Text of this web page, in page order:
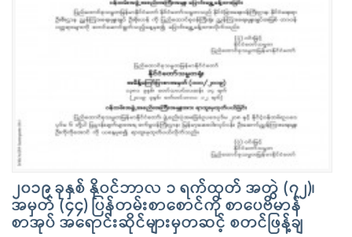
၂၀၁၉ ခုနှစ် နိုဝင်ဘာလ ၁ ရက်ထုတ် အတွဲ (၇၂)၊
အမှတ် (၄၄) ပြန်တမ်းစာစောင်ကို စာပေဗိမာန်
စာအုပ် အရောင်းဆိုင်များမှတဆင့် စတင်ဖြန့်ချ